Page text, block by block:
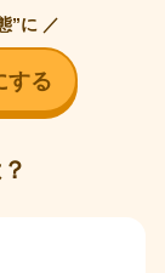
”に ／
する